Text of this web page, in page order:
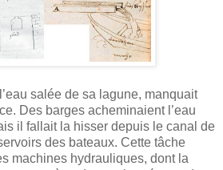
salée de sa lagune, manquait
Des barges acheminaient l’eau
il fallait la hisser depuis le canal de
des bateaux. Cette tâche
machines hydrauliques, dont la